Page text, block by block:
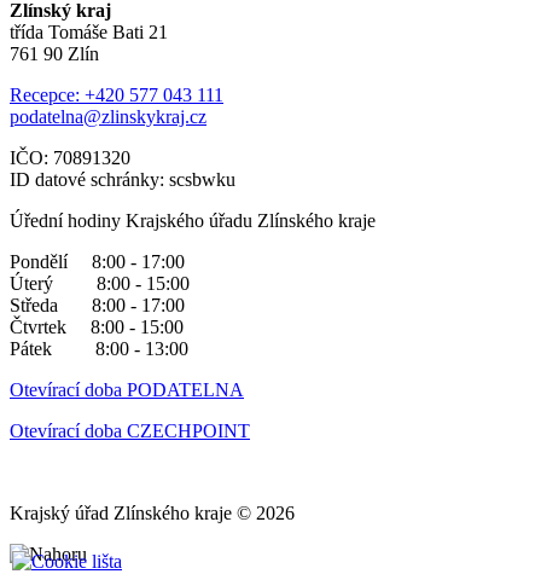
Zlínský kraj
třída Tomáše Bati 21
761 90 Zlín
Recepce: +420 577 043 111
podatelna@zlinskykraj.cz
IČO: 70891320
ID datové schránky: scsbwku
Úřední hodiny Krajského úřadu Zlínského kraje
Pondělí 8:00 - 17:00
Úterý 8:00 - 15:00
Středa 8:00 - 17:00
Čtvrtek 8:00 - 15:00
Pátek 8:00 - 13:00
Otevírací doba PODATELNA
Otevírací doba CZECHPOINT
Krajský úřad Zlínského kraje © 2026